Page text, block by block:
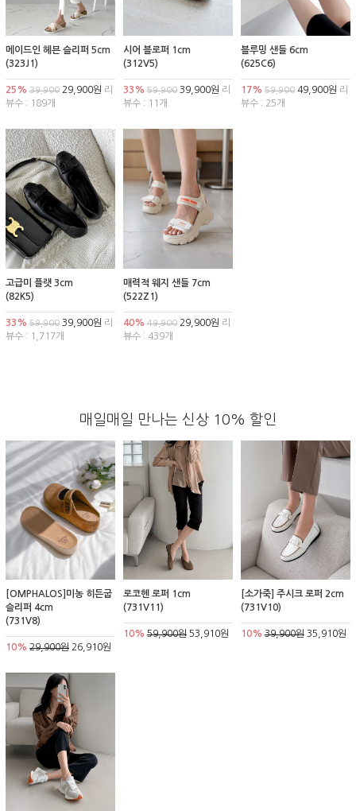
메이드인 헤븐 슬리퍼 5cm
(323J1)
25% 39,900 29,900원 리
뷰수 : 189개
시어 블로퍼 1cm
(312V5)
33% 59,90039,900원 리
뷰수 : 11개
블루밍 샌들 6cm
(625C6)
17% 59,90049,900원 리
뷰수 : 25개
고급미 플랫 3cm
(82K5)
33% 59,900 39,900원 리
뷰수 : 1,717개
매력적 웨지 샌들 7cm
(522Z1)
40% 49,90029,900원 리
뷰수 : 439개
매일매일 만나는 신상 10% 할인
[OMPHALOS]미농 히든굽
슬리퍼 4cm
(731V8)
10% 29,900원 26,910원
로코헨 로퍼 1cm
(731V11)
10% 59,900원53,910원
[소가죽] 주시크 로퍼 2cm
(731V10)
10% 39,900원35,910원